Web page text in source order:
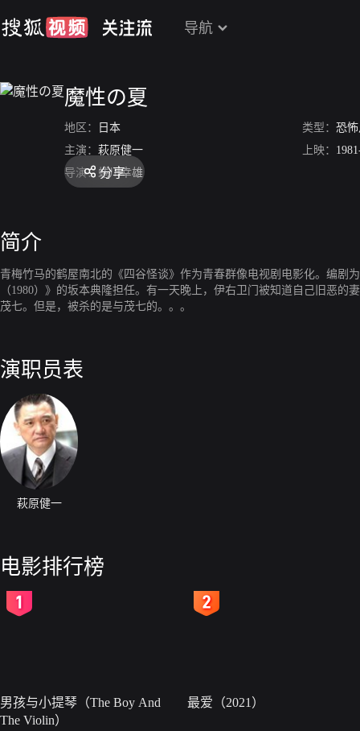
导航
魔性の夏
地区： 日本 类型： 恐
主演： 萩原健一 上映：
导演： 蜷川幸雄
分享
简介
青梅竹马的鹤屋南北的《四谷怪谈》作为青春群像电视剧电影化。编剧
（1980）》的坂本典隆担任。有一天晚上，伊右卫门被知道自己旧
茂七。但是，被杀的是与茂七的。。。
演职员表
萩原健一
电影排行榜
男孩与小提琴（The Boy And
The Violin）
最爱（2021）